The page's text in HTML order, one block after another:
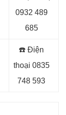
0932 489
685
☎️ Điện
thoại 0835
748 593